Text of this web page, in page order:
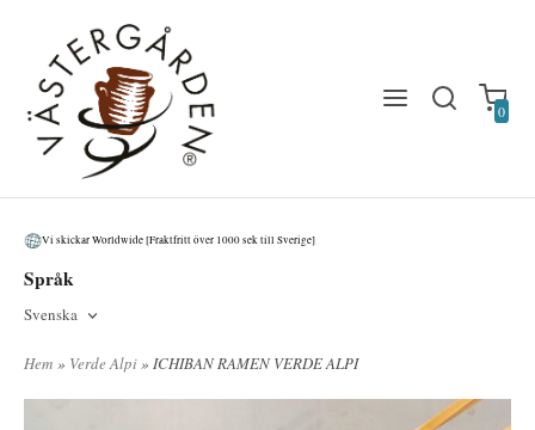
0
Vi skickar Worldwide [Fraktfritt över 1000 sek till Sverige]
Språk
Svenska
Hem » Verde Alpi » ICHIBAN RAMEN VERDE ALPI